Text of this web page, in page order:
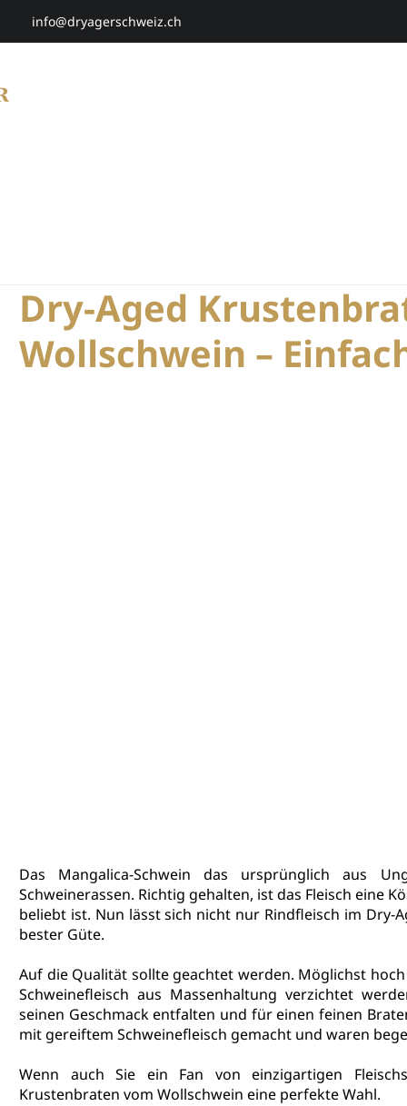
info@dryagerschweiz.ch
Dry-Aged
Wollschwein –
Das Mangalica-Schwein das ursprünglich aus
Schweinerassen. Richtig gehalten, ist das Fleisch eine
beliebt ist. Nun lässt sich nicht nur Rindfleisch im Dry-
bester Güte.
Auf die Qualität sollte geachtet werden. Möglichst
Schweinefleisch aus Massenhaltung verzichtet
seinen Geschmack entfalten und für einen feinen
mit gereiftem Schweinefleisch gemacht und waren
Wenn auch Sie ein Fan von einzigartigen
Krustenbraten vom Wollschwein eine perfekte Wahl.